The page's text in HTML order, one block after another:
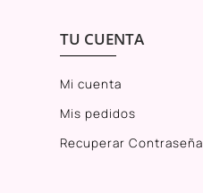
TU CUENTA
Mi cuenta
Mis pedidos
Recuperar Contraseña